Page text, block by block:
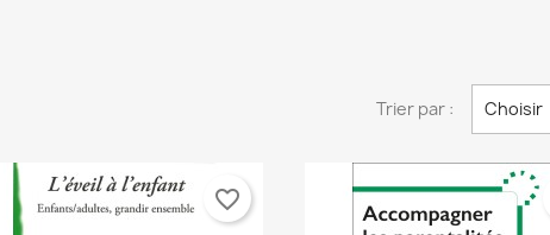
Trier par : Choisir
favorite_border